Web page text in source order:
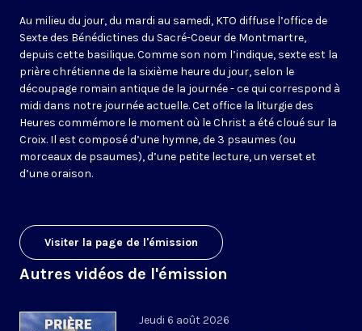
Au milieu du jour, du mardi au samedi, KTO diffuse l’office de
Sexte des Bénédictines du Sacré-Coeur de Montmartre,
depuis cette basilique. Comme son nom l’indique, sexte est la
prière chrétienne de la sixième heure du jour, selon le
découpage romain antique de la journée - ce qui correspond à
midi dans notre journée actuelle. Cet office la liturgie des
Heures commémore le moment où le Christ a été cloué sur la
Croix. Il est composé d’une hymne, de 3 psaumes (ou
morceaux de psaumes), d’une petite lecture, un verset et
d’une oraison.
Visiter la page de l'émission
Autres vidéos de l'émission
Jeudi 6 août 2026